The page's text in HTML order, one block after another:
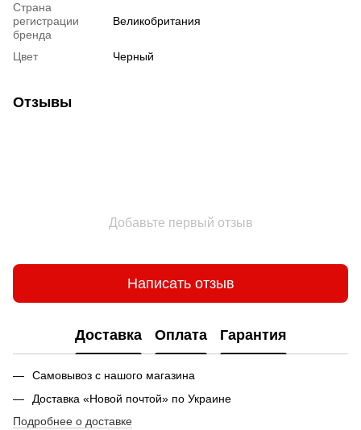
Страна
регистрации
бренда
Великобритания
Цвет Черный
Отзывы
Добавьте первый отзыв
Написать отзыв
Доставка Оплата Гарантия
Самовывоз с нашого магазина
Доставка «Новой почтой» по Украине
Подробнее о доставке